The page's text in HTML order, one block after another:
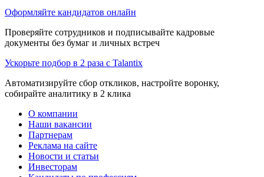
Оформляйте кандидатов онлайн
Проверяйте сотрудников и подписывайте кадровые
документы без бумаг и личных встреч
Ускорьте подбор в 2 раза с Talantix
Автоматизируйте сбор откликов, настройте воронку,
собирайте аналитику в 2 клика
О компании
Наши вакансии
Партнерам
Реклама на сайте
Новости и статьи
Инвесторам